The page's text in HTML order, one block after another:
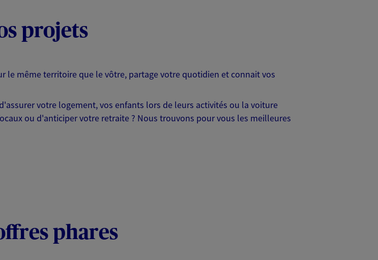
projets
le même territoire que le vôtre, partage votre quotidien et connait vos
votre logement, vos enfants lors de leurs activités ou la voiture
ou d'anticiper votre retraite ? Nous trouvons pour vous les meilleures
phares